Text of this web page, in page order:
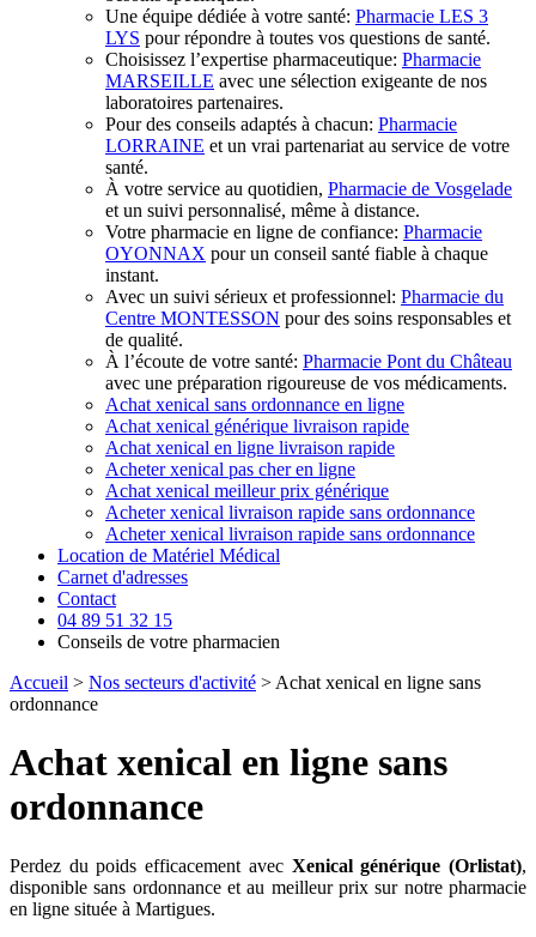
Une équipe dédiée à votre santé: Pharmacie LES 3
LYS pour répondre à toutes vos questions de santé.
Choisissez l’expertise pharmaceutique: Pharmacie
MARSEILLE avec une sélection exigeante de nos
laboratoires partenaires.
Pour des conseils adaptés à chacun: Pharmacie
LORRAINE et un vrai partenariat au service de votre
santé.
À votre service au quotidien, Pharmacie de Vosgelade
et un suivi personnalisé, même à distance.
Votre pharmacie en ligne de confiance: Pharmacie
OYONNAX pour un conseil santé fiable à chaque
instant.
Avec un suivi sérieux et professionnel: Pharmacie du
Centre MONTESSON pour des soins responsables et
de qualité.
À l’écoute de votre santé: Pharmacie Pont du Château
avec une préparation rigoureuse de vos médicaments.
Achat xenical sans ordonnance en ligne
Achat xenical générique livraison rapide
Achat xenical en ligne livraison rapide
Acheter xenical pas cher en ligne
Achat xenical meilleur prix générique
Acheter xenical livraison rapide sans ordonnance
Acheter xenical livraison rapide sans ordonnance
Location de Matériel Médical
Carnet d'adresses
Contact
04 89 51 32 15
Conseils de votre pharmacien
Accueil > Nos secteurs d'activité > Achat xenical en ligne sans
ordonnance
Achat xenical en ligne sans
ordonnance
Perdez du poids efficacement avec Xenical générique (Orlistat),
disponible sans ordonnance et au meilleur prix sur notre pharmacie
en ligne située à Martigues.